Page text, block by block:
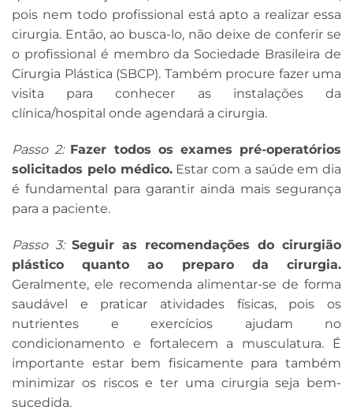
pois nem todo profissional está apto a realizar essa
cirurgia. Então, ao busca-lo, não deixe de conferir se
o profissional é membro da Sociedade Brasileira de
Cirurgia Plástica (SBCP). Também procure fazer uma
visita para conhecer as instalações da
clínica/hospital onde agendará a cirurgia.
Passo 2: Fazer todos os exames pré-operatórios
solicitados pelo médico.Estar com a saúde em dia
é fundamental para garantir ainda mais segurança
para a paciente.
Passo 3: Seguir as recomendações do cirurgião
plástico quanto ao preparo da cirurgia.
Geralmente, ele recomenda alimentar-se de forma
saudável e praticar atividades físicas, pois os
nutrientes e exercícios ajudam no
condicionamento e fortalecem a musculatura. É
importante estar bem fisicamente para também
minimizar os riscos e ter uma cirurgia seja bem-
sucedida.